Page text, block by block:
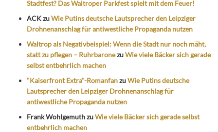
Stadtfest? Das Waltroper Parkfest spielt mit dem Feuer!
ACKzuWie Putins deutsche Lautsprecher den Leipziger
Drohnenanschlag für antiwestliche Propaganda nutzen
Waltrop als Negativbeispiel: Wenn die Stadt nur noch mäht,
statt zu pflegen – RuhrbaronezuWie viele Bäcker sich gerade
selbst entbehrlich machen
"Kaiserfront Extra"-RomanfanzuWie Putins deutsche
Lautsprecher den Leipziger Drohnenanschlag für
antiwestliche Propaganda nutzen
Frank WohlgemuthzuWie viele Bäcker sich gerade selbst
entbehrlich machen